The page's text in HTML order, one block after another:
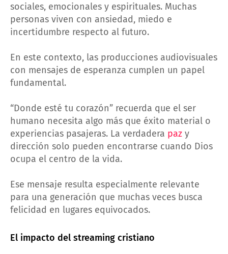
sociales, emocionales y espirituales. Muchas
personas viven con ansiedad, miedo e
incertidumbre respecto al futuro.
En este contexto, las producciones audiovisuales
con mensajes de esperanza cumplen un papel
fundamental.
“Donde esté tu corazón” recuerda que el ser
humano necesita algo más que éxito material o
experiencias pasajeras. La verdadera paz y
dirección solo pueden encontrarse cuando Dios
ocupa el centro de la vida.
Ese mensaje resulta especialmente relevante
para una generación que muchas veces busca
felicidad en lugares equivocados.
El impacto del streaming cristiano